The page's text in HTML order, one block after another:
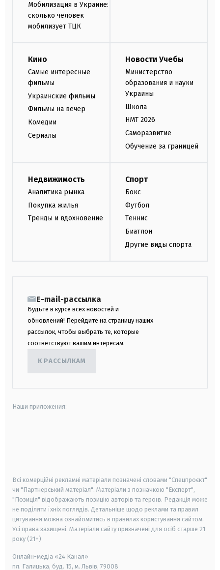
Мобилизация в Украине:
сколько человек
мобилизует ТЦК
Кино
Самые интересные
фильмы
Украинские фильмы
Фильмы на вечер
Комедии
Сериалы
Новости Учебы
Министерство
образования и науки
Украины
Школа
НМТ 2026
Саморазвитие
Обучение за границей
Недвижимость
Аналитика рынка
Покупка жилья
Тренды и вдохновение
Спорт
Бокс
Футбол
Теннис
Биатлон
Другие виды спорта
E-mail-рассылка
Будьте в курсе всех новостей и
обновлений! Перейдите на страницу наших
рассылок, чтобы выбрать те, которые
соответствуют вашим интересам.
К РАССЫЛКАМ
Наши приложения:
Всі комерційні рекламні матеріали позначені словами "Спецпроєкт"
чи "Партнерський матеріал". Матеріали з позначкою "Експерт",
"Позиція" відображають позицію авторів та героїв. Редакція може
не поділяти їхніх поглядів. Детальніше щодо реклами та правил
цитування можна ознайомитись в правилах користування сайтом.
Усі права захищені. Матеріали сайту призначені для осіб старше 21
року (21+)
Онлайн-медіа «24 Канал»
пл. Галицька, буд. 15, м. Львів, 79008